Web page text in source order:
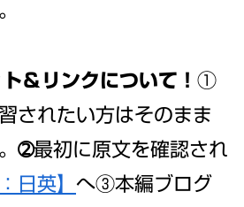
＆リンクについて！ ①
されたい方はそのまま
➁最初に原文を確認され
日英】 へ③本編ブログ